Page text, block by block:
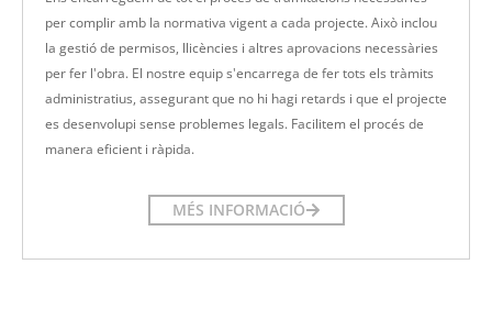
per complir amb la normativa vigent a cada projecte. Això inclou
la gestió de permisos, llicències i altres aprovacions necessàries
per fer l'obra. El nostre equip s'encarrega de fer tots els tràmits
administratius, assegurant que no hi hagi retards i que el projecte
es desenvolupi sense problemes legals. Facilitem el procés de
manera eficient i ràpida.
MÉS INFORMACIÓ